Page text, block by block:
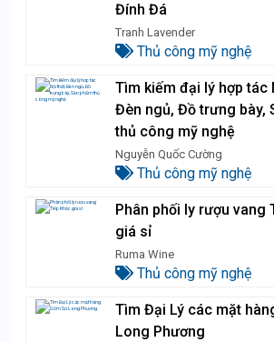
Đính Đá
Tranh Lavender
Thủ công mỹ nghệ
Tìm kiếm đại lý hợp tác
Đèn ngủ, Đồ trưng bày,
thủ công mỹ nghệ
Nguyễn Quốc Cường
Thủ công mỹ nghệ
Phân phối ly rượu vang
giá sỉ
Ruma Wine
Thủ công mỹ nghệ
Tìm Đại Lý các mặt
Long Phương